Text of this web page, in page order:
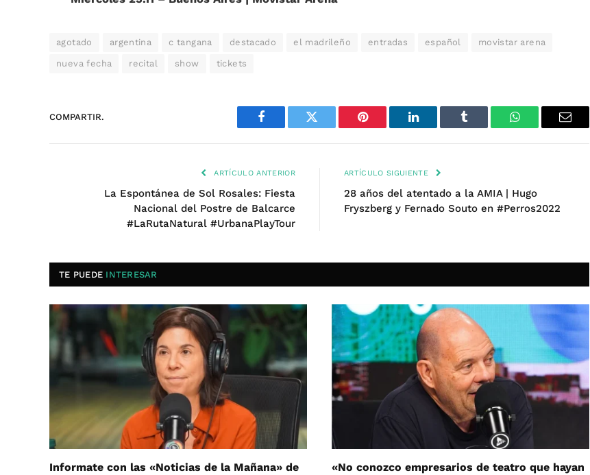
agotado argentina c tangana destacado el madrileño entradas español movistar arena
nueva fecha recital show tickets
COMPARTIR.
Facebook Twitter Pinterest LinkedIn Tumblr WhatsAppEmail
ARTÍCULO ANTERIOR
La Espontánea de Sol Rosales: Fiesta
Nacional del Postre de Balcarce
#LaRutaNatural #UrbanaPlayTour
ARTÍCULO SIGUIENTE
28 años del atentado a la AMIA | Hugo
Fryszberg y Fernado Souto en #Perros2022
TE PUEDE INTERESAR
Informate con las «Noticias de la Mañana» de
«No conozco empresarios de teatro que hayan